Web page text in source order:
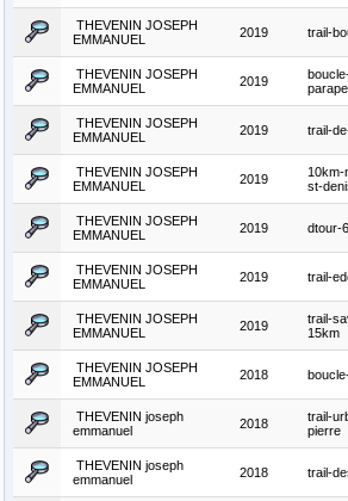
THEVENIN JOSEPH
EMMANUEL
2019 trail-
THEVENIN JOSEPH
EMMANUEL
2019
THEVENIN JOSEPH
EMMANUEL
2019 trail-
THEVENIN JOSEPH
EMMANUEL
2019
10km-
st-
THEVENIN JOSEPH
EMMANUEL
2019 dtour-
THEVENIN JOSEPH
EMMANUEL
2019 trail-
THEVENIN JOSEPH
EMMANUEL
2019
trail-
15km
THEVENIN JOSEPH
EMMANUEL
2018
THEVENIN joseph
emmanuel
2018
trail-
pierre
THEVENIN joseph
emmanuel
2018 trail-